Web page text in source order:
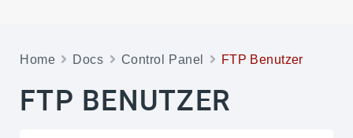
Home Docs Control Panel FTP Benutzer
FTP BENUTZER